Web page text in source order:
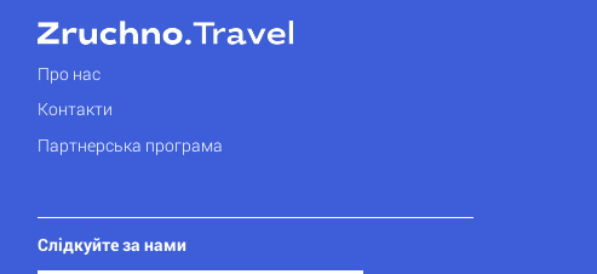
Про нас
Контакти
Партнерська програма
Слідкуйте за нами